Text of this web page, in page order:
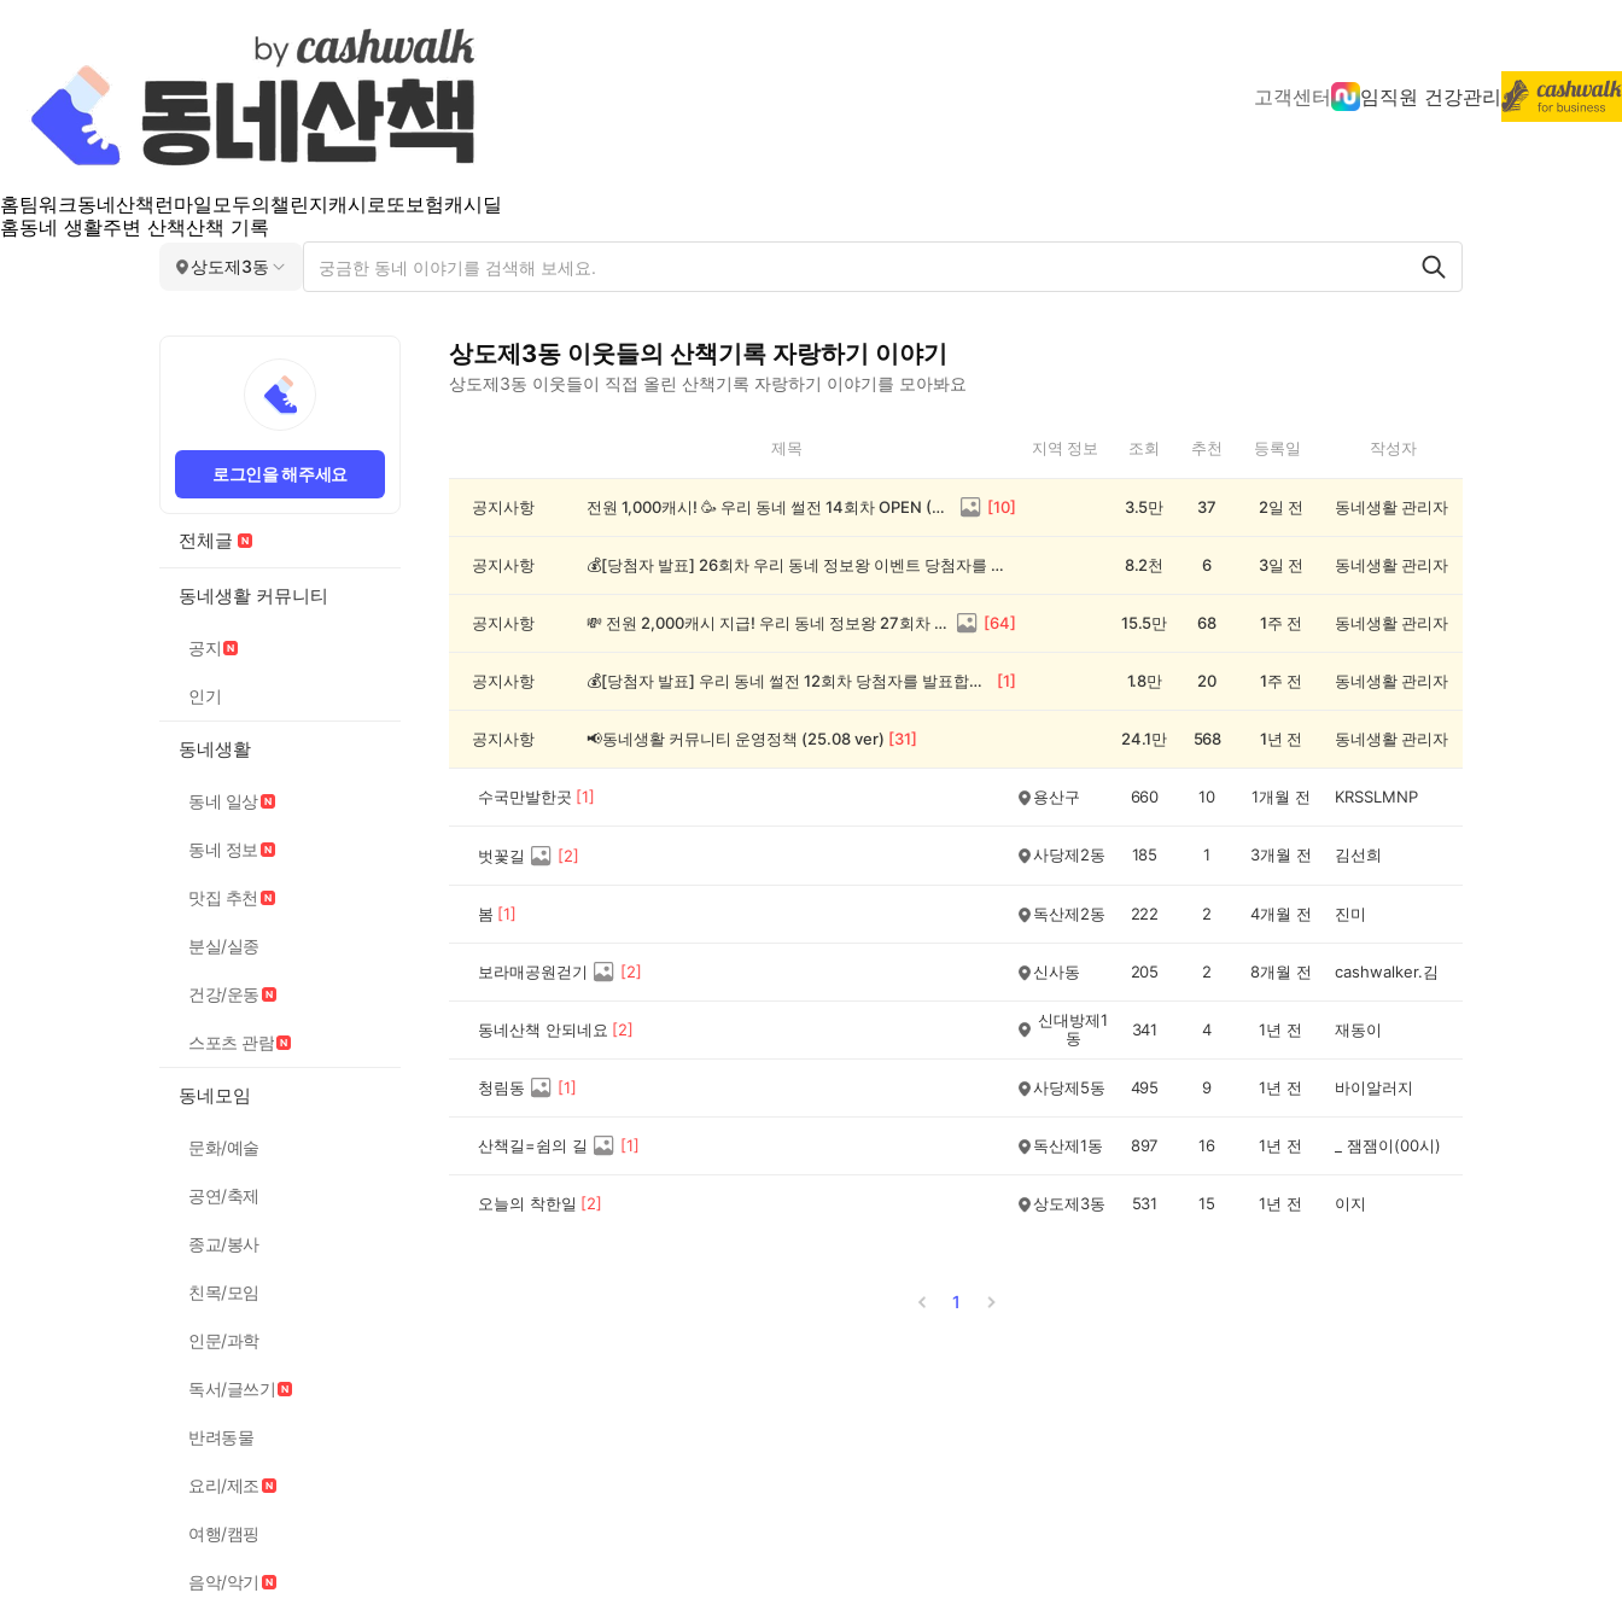
고객센터 임직원 건강관리
홈팀워크동네산책 런마일모두의챌린지캐시로또보험캐시딜
홈동네 생활주변 산책산책 기록
상도제3동
로그인을 해주세요
전체글
동네생활 커뮤니티
공지
인기
동네생활
동네 일상
동네 정보
맛집 추천
분실/실종
건강/운동
스포츠 관람
동네모임
문화/예술
공연/축제
종교/봉사
친목/모임
인문/과학
독서/글쓰기
반려동물
요리/제조
여행/캠핑
음악/악기
상도제3동 이웃들의 산책기록 자랑하기 이야기
상도제3동 이웃들이 직접 올린 산책기록 자랑하기 이야기를 모아봐요
제
글
제목 지역 정보 조회 추천 등록일 작성자
공지사항 전원 1,000캐시! 🥳 우리 동네 썰전 14회차 OPEN (~8/17) [10] 3.5만 37 2일 전 동네생활 관리자
공지사항 💰[당첨자 발표] 26회차 우리 동네 정보왕 이벤트 당첨자를 발표합니다! 8.2천 6 3일 전 동네생활 관리자
공지사항 💸 전원 2,000캐시 지급! 우리 동네 정보왕 27회차 (~8/10) [64] 15.5만 68 1주 전 동네생활 관리자
공지사항 💰[당첨자 발표] 우리 동네 썰전 12회차 당첨자를 발표합니다! [1] 1.8만 20 1주 전 동네생활 관리자
공지사항 📢동네생활 커뮤니티 운영정책 (25.08 ver) [31] 24.1만 568 1년 전 동네생활 관리자
수국만발한곳 [1] 용산구 660 10 1개월 전 KRSSLMNP
벗꽃길 [2] 사당제2동 185 1 3개월 전 김선희
봄 [1] 독산제2동 222 2 4개월 전 진미
보라매공원걷기 [2] 신사동 205 2 8개월 전 cashwalker.김
동네산책 안되네요 [2]
신대방제1
동
341 4 1년 전 재동이
청림동 [1] 사당제5동 495 9 1년 전 바이알러지
산책길=쉼의 길 [1] 독산제1동 897 16 1년 전 _ 잼잼이(00시)
오늘의 착한일 [2] 상도제3동 531 15 1년 전 이지
1